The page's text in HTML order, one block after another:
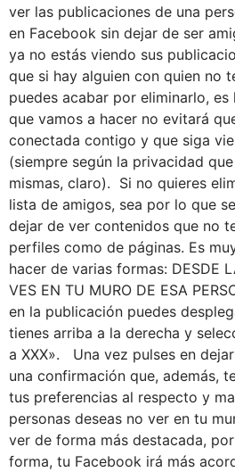
ver las publicaciones de una
en Facebook sin dejar de ser
ya no estás viendo sus
que si hay alguien con quien no
puedes acabar por eliminarlo,
que vamos a hacer no evitará
conectada contigo y que siga
(siempre según la privacidad
mismas, claro). Si no quieres
lista de amigos, sea por lo que
dejar de ver contenidos que no
perfiles como de páginas. Es
hacer de varias formas: DESDE
VES EN TU MURO DE ESA
en la publicación puedes
tienes arriba a la derecha y
a XXX». Una vez pulses en
una confirmación que, además,
tus preferencias al respecto y
personas deseas no ver en tu
ver de forma más destacada,
forma, tu Facebook irá más